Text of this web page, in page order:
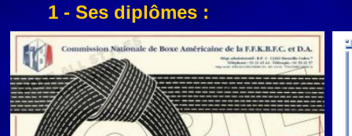
1 - Ses diplômes :